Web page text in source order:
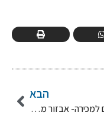
הבא
קרוואנים למכירה- אבזור מהדור החדש